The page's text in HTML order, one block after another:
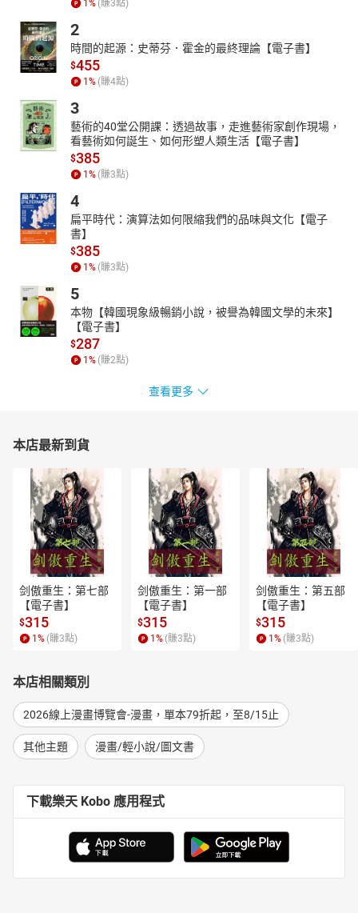
1 % (賺3點)
2
時間的起源：史蒂芬．霍金的最終理論【電子書】
$455
1% (賺4點)
3
藝術的40堂公開課：透過故事，走進藝術家創作現場，
看藝術如何誕生、如何形塑人類生活【電子書】
$385
1% (賺3點)
4
扁平時代：演算法如何限縮我們的品味與文化【電子
書】
$385
1% (賺3點)
5
本物【韓國現象級暢銷小說，被譽為韓國文學的未來】
【電子書】
$287
1% (賺2點)
查看更多
本店最新到貨
剑傲重生：第七部
【電子書】
$315
1 % (賺3點)
剑傲重生：第一部
【電子書】
$315
1 % (賺3點)
剑傲重生：第五部
【電子書】
$315
1 % (賺3點)
本店相關類別
2026線上漫畫博覽會-漫畫，單本79折起，至8/15止
其他主題 漫畫/輕小說/圖文書
下載樂天 Kobo 應用程式